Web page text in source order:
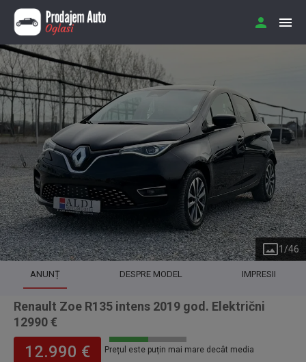
1/46
ANUNȚ DESPRE MODEL IMPRESII
Renault Zoe R135 intens 2019 god. Električni
12990 €
12.990 € Prețul este puțin mai mare decât media